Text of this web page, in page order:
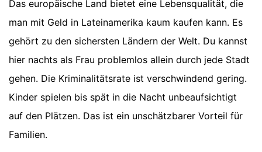
Das europäische Land bietet eine Lebensqualität, die
man mit Geld in Lateinamerika kaum kaufen kann. Es
gehört zu den sichersten Ländern der Welt. Du kannst
hier nachts als Frau problemlos allein durch jede Stadt
gehen. Die Kriminalitätsrate ist verschwindend gering.
Kinder spielen bis spät in die Nacht unbeaufsichtigt
auf den Plätzen. Das ist ein unschätzbarer Vorteil für
Familien.